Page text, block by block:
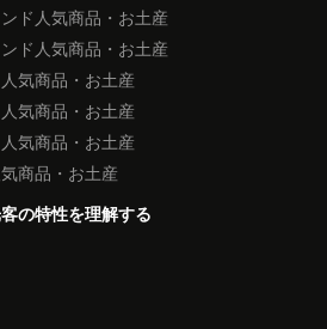
ド人気商品・お土産
ド人気商品・お土産
気商品・お土産
気商品・お土産
気商品・お土産
商品・お土産
の特性を理解する